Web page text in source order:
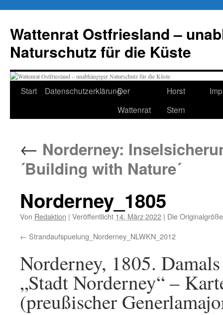
springen
Wattenrat Ostfriesland –
Naturschutz für die Küste
Start DatenschutzerklärungDer
Wattenrat
Horst
Stern
← Norderney:
´Building with Nature´
Norderney_1805
Von Redaktion | Veröffentlicht 14. März 2022 | Die
Strandaufspuelung_Norderney_NLWKN_2012
Norderney, 1805.
„Stadt Norderney“ –
(preußischer